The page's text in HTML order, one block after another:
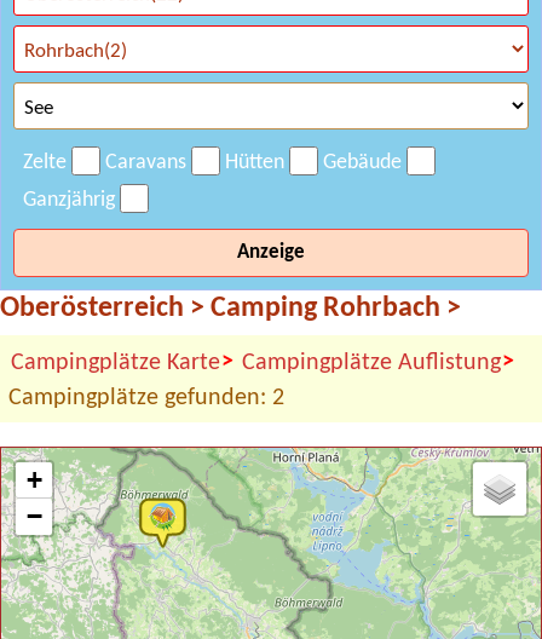
Zelte Caravans Hütten
Gebäude
Ganzjährig
Anzeige
Oberösterreich > Camping Rohrbach >
Campingplätze Karte> Campingplätze Auflistung>
Campingplätze gefunden: 2
+
−